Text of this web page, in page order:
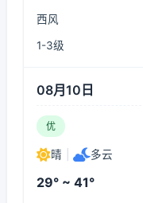
西风
1-3级
08月10日
优
晴 多云
29° ~ 41°